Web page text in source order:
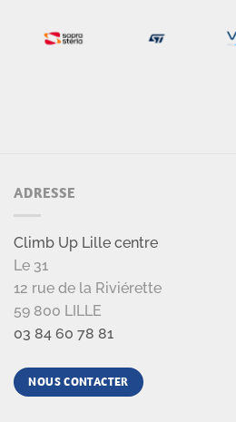
ADRESSE
Climb Up Lille centre
Le 31
12 rue de la Riviérette
59 800 LILLE
03 84 60 78 81
NOUS CONTACTER